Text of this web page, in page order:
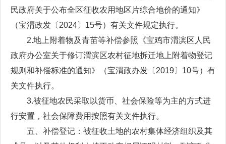
民政府关于公布全区征收农用地区片综合地价的通知》
（宝渭政发〔2024〕15号）有关文件规定执行。
2.地上附着物及青苗等补偿参照《宝鸡市渭滨区人民
政府办公室关于修订渭滨区农村征地拆迁地上附着物登记
规则和补偿标准的通知》（宝渭政办发〔2019〕10号）有
关文件执行。
3.被征地农民采取以货币、社会保险等为主的方式进
行安置，社会保障费用按照有关文件执行。
五、补偿登记：被征收土地的农村集体经济组织及其